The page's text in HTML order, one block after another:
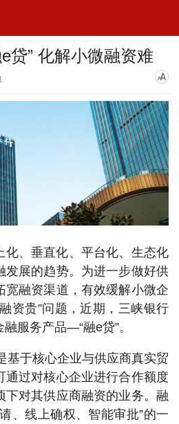
贷” 化解小微融资难
化、垂直化、平台化、生态化
发展的趋势。为进一步做好供
宽融资渠道，有效缓解小微企
资贵”问题，近期，三峡银行
服务产品—“融e贷”。
基于核心企业与供应商真实贸
通过对核心企业进行合作额度
下对其供应商融资的业务。融
、线上确权、智能审批”的一